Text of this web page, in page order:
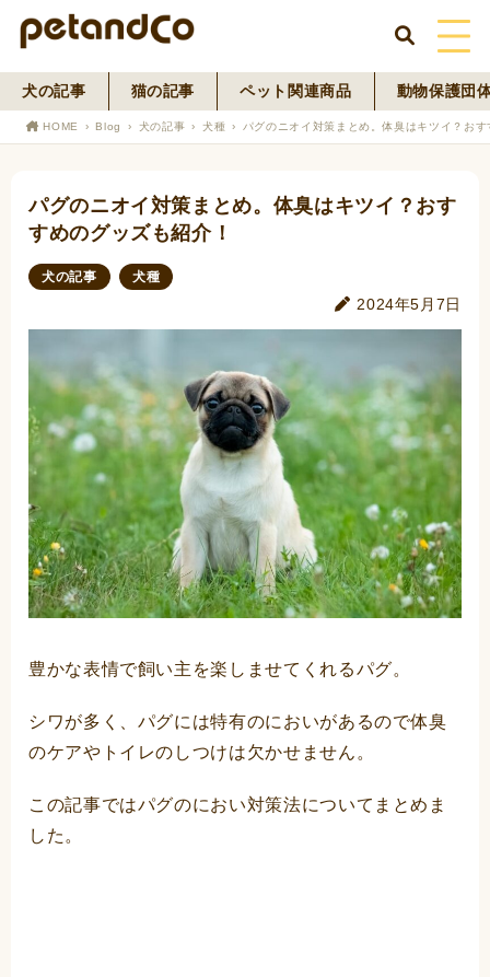
HOME
寄付活動
犬の記事 猫の記事 ペット関連商品 動物保護団
HOME Blog 犬の記事 犬種 パグのニオイ対策まとめ。体臭はキツイ？お
パグのニオイ対策まとめ。体臭はキツイ？おす
すめのグッズも紹介！
犬の記事 犬種
2024年5月7日
豊かな表情で飼い主を楽しませてくれるパグ。
シワが多く、パグには特有のにおいがあるので体臭
のケアやトイレのしつけは欠かせません。
この記事ではパグのにおい対策法についてまとめま
した。